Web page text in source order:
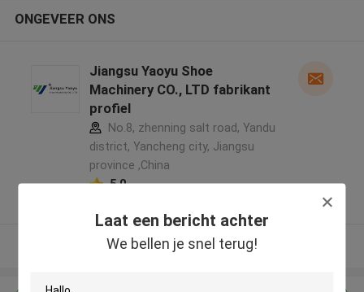
Laat een bericht achter
We bellen je snel terug!
ONGEVEER ONS
Jiangsu Yaoyu Shoe
Machinery CO., LTD fabrikant
profiel
No.8, zhenning salt road, Yandu
district, Yancheng city, Jiangsu
province ,China
5.0
Bekijk meer